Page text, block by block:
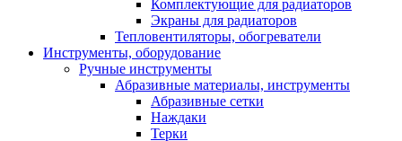
Комплектующие для радиаторов
Экраны для радиаторов
Тепловентиляторы, обогреватели
Инструменты, оборудование
Ручные инструменты
Абразивные материалы, инструменты
Абразивные сетки
Наждаки
Терки